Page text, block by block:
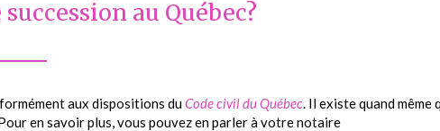
au Québec?
aux dispositions duCode civil du Québec. Il existe quand même
en savoir plus, vous pouvez en parler à votre notaire